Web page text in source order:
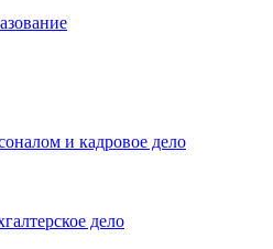
и кадровое дело
дело